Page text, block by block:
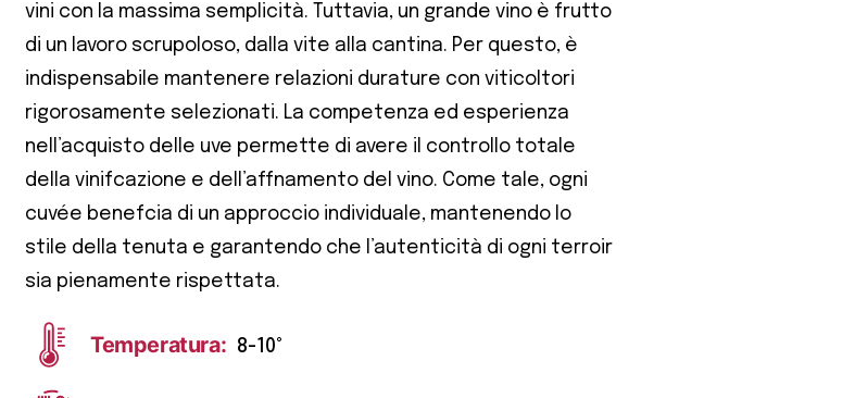
vini con la massima semplicità. Tuttavia, un grande vino è frutto
di un lavoro scrupoloso, dalla vite alla cantina. Per questo, è
indispensabile mantenere relazioni durature con viticoltori
rigorosamente selezionati. La competenza ed esperienza
nell’acquisto delle uve permette di avere il controllo totale
della vinifcazione e dell’affnamento del vino. Come tale, ogni
cuvée benefcia di un approccio individuale, mantenendo lo
stile della tenuta e garantendo che l’autenticità di ogni terroir
sia pienamente rispettata.
Temperatura: 8-10°